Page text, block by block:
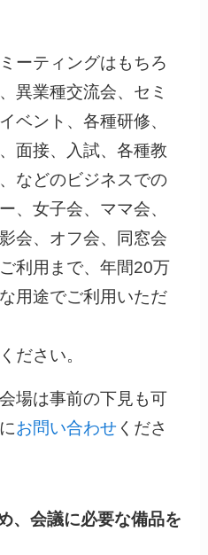
ーティングはもちろ
異業種交流会、セミ
ベント、各種研修、
面接、入試、各種教
などのビジネスでの
、女子会、ママ会、
会、オフ会、同窓会
利用まで、年間20万
用途でご利用いただ
ださい。
場は事前の下見も可
お問い合わせ くださ
、会議に必要な備品を